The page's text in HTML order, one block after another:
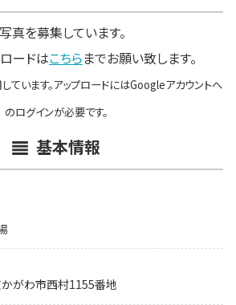
真を募集しています。
ードはこちらまでお願い致します。
ています。アップロードにはGoogleアカウントへ
のログインが必要です。
基本情報
がわ市西村1155番地